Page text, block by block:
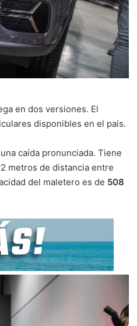
en dos versiones. El
disponibles en el país.
caída pronunciada. Tiene
metros de distancia entre
del maletero es de 508